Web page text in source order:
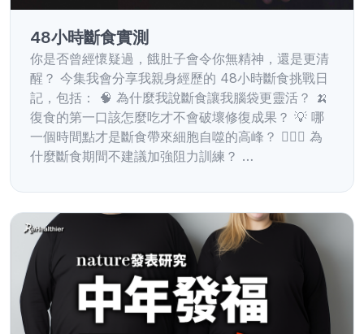
48小時斷食實測
你是否曾經懷疑過，餓肚子會令你無精神，還是更清
醒？ 今集我會分享我親身經歷的 48小時斷食挑戰日
記，包括： 🧠 為什麼我說斷食讓我腦袋更靈活？ 🍌
復食的第一口該怎麼吃才不會破壞修復成果？ 💡 哪
一個時間點才是斷食帶來細胞自噬的高峰？ 🏋🏻‍♀️ 為
什麼斷食期間不建議加強阻力訓練？ …